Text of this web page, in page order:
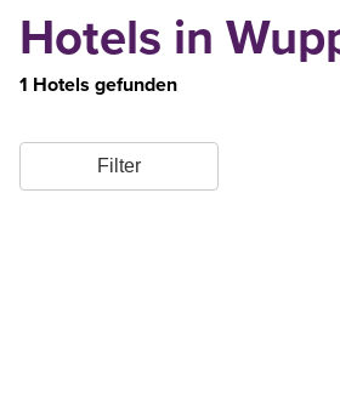
Hotels in
1 Hotels gefunden
Filter